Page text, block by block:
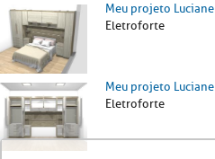
Meu projeto Luciane
Eletroforte
Meu projeto Luciane
Eletroforte